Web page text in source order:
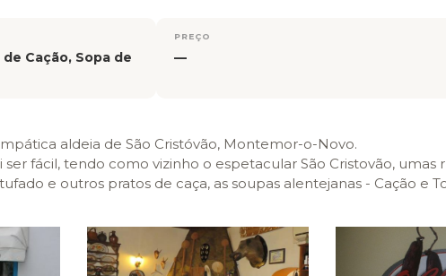
de Cação, Sopa de
PREÇO
—
aldeia de São Cristóvão, Montemor-o-Novo.
fácil, tendo como vizinho o espetacular São Cristovão, umas
e outros pratos de caça, as soupas alentejanas - Cação e